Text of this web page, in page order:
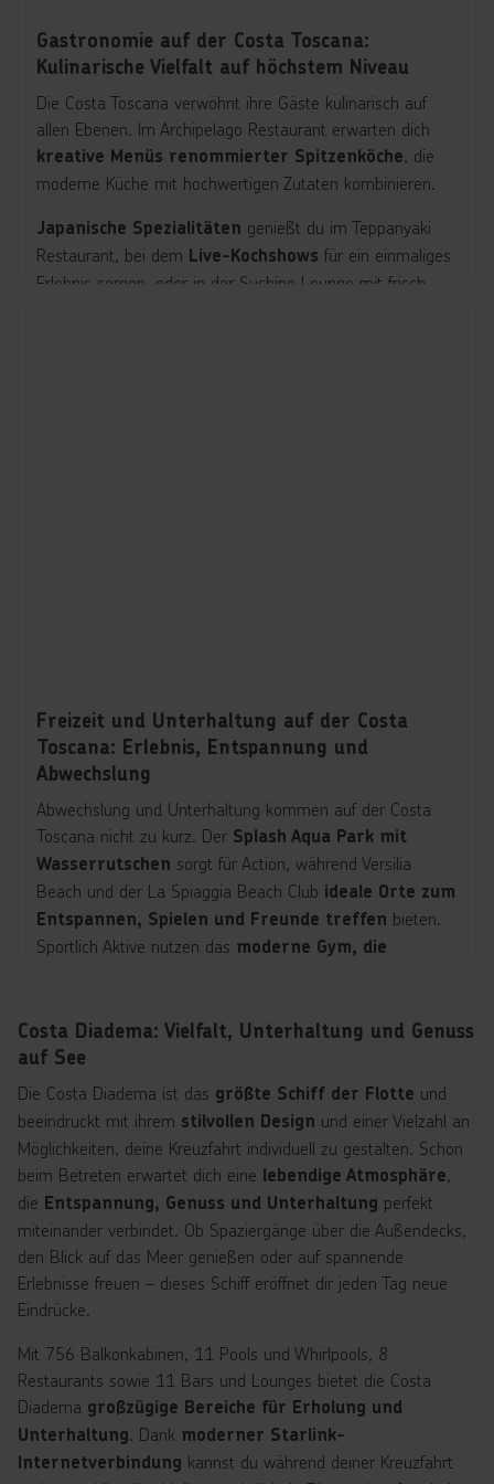
Gastronomie auf der Costa Toscana:
Kulinarische Vielfalt auf höchstem Niveau
Die Costa Toscana verwöhnt ihre Gäste kulinarisch auf
allen Ebenen. Im Archipelago Restaurant erwarten dich
kreative Menüs renommierter Spitzenköche, die
moderne Küche mit hochwertigen Zutaten kombinieren.
Japanische Spezialitäten genießt du im Teppanyaki
Restaurant, bei dem Live-Kochshows für ein einmaliges
Erlebnis sorgen, oder in der Sushino Lounge mit frisch
Freizeit und Unterhaltung auf der Costa
Toscana: Erlebnis, Entspannung und
Abwechslung
Abwechslung und Unterhaltung kommen auf der Costa
Toscana nicht zu kurz. Der Splash Aqua Park mit
Wasserrutschen sorgt für Action, während Versilia
Beach und der La Spiaggia Beach Club ideale Orte zum
Entspannen, Spielen und Freunde treffen bieten.
Sportlich Aktive nutzen das moderne Gym, die
Tennis.
und denSquok-Kinderclub (3–11 Jahre), die Spiel und
Betreuung kombinieren.Wellness und Schönheit
stehen ebenfalls im Mittelpunkt: Im Beauty Spa Solemio,
im Solemio Beauty Salon oder in der Elemis Boutique
erwarten dichMassagen, Kosmetik, Friseurservices
und exklusive Anwendungenfür Körper und Geist.
Abends begeistert das Colosseo mitShows, Akrobatik,
Tänzern und Musik
dasKasino Granducato, der VR Space und das
Arkade Spiele Zimmer für alle Altersgruppen. So
vereint die Costa Toscana Aktivität, Entspannung, Wellness
und Unterhaltung perfekt an einem Ort.
Costa Diadema: Vielfalt, Unterhaltung und Genuss
auf See
Die Costa Diadema ist das größte Schiff der Flotte und
beeindruckt mit ihrem stilvollen Design und einer Vielzahl an
Möglichkeiten, deine Kreuzfahrt individuell zu gestalten. Schon
beim Betreten erwartet dich eine lebendige Atmosphäre,
die Entspannung, Genuss und Unterhaltung perfekt
miteinander verbindet. Ob Spaziergänge über die Außendecks,
den Blick auf das Meer genießen oder auf spannende
Erlebnisse freuen – dieses Schiff eröffnet dir jeden Tag neue
Eindrücke.
Mit 756 Balkonkabinen, 11 Pools und Whirlpools, 8
Restaurants sowie 11 Bars und Lounges bietet die Costa
Diadema großzügige Bereiche für Erholung und
Unterhaltung. Dank moderner Starlink-
Internetverbindung kannst du während deiner Kreuzfahrt